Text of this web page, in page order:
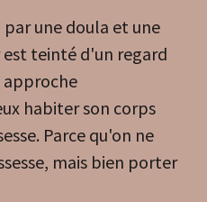
une doula et une
teinté d'un regard
habiter son corps
Parce qu'on ne
mais bien porter